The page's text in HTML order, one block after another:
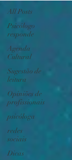
All Posts
Psicólogo
responde
Agenda
Cultural
Sugestão de
leitura
Opiniões de
profissionais
psicóloga
redes
sociais
Dicas